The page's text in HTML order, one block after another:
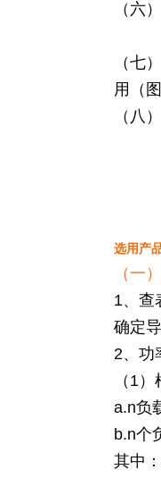
（六
（七
用（
（八
选用产
（一
1、查
确定
2、功
（1
a.n负
b.n个
其中